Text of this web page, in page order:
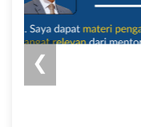
❮